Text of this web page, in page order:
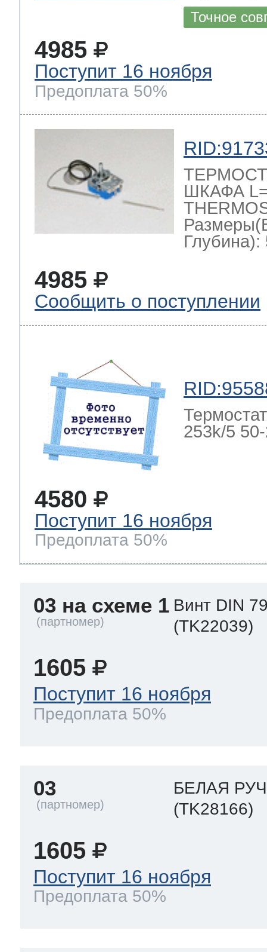
Точное
4985
Поступит 16 ноября
Предоплата 50%
ШКАФА
Глубина):
4985
Сообщить о поступлении
253k/5
4580
Поступит 16 ноября
Предоплата 50%
03 на схеме 1 Винт DIN
(TK22039)
1605
Поступит 16 ноября
Предоплата 50%
03
БЕЛАЯ
(TK28166)
1605
Поступит 16 ноября
Предоплата 50%